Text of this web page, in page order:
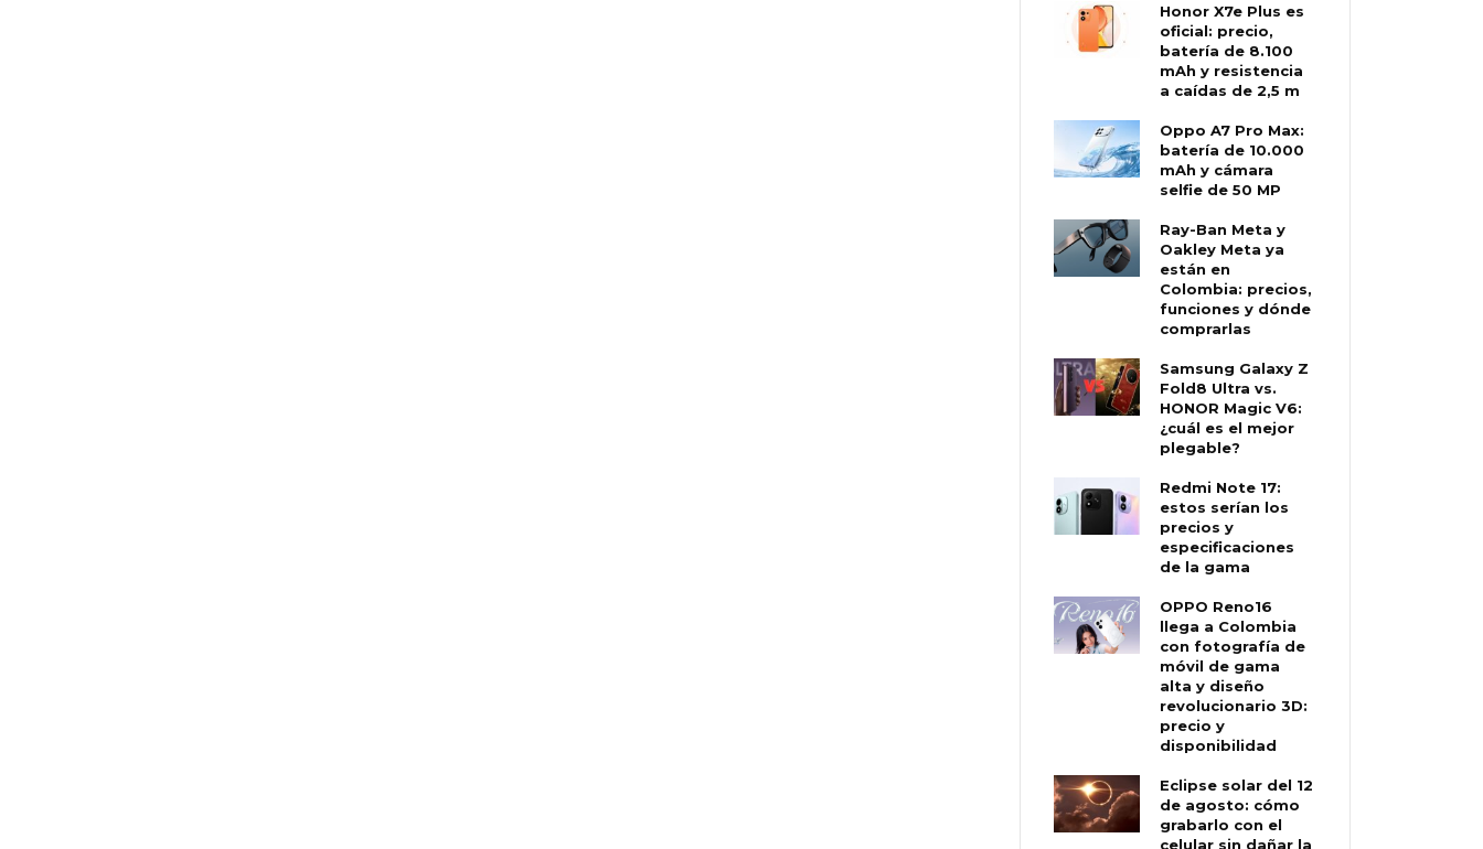
Honor X7e Plus es
oficial: precio,
batería de 8.100
mAh y resistencia
a caídas de 2,5 m
Oppo A7 Pro Max:
batería de 10.000
mAh y cámara
selfie de 50 MP
Ray-Ban Meta y
Oakley Meta ya
están en
Colombia: precios,
funciones y dónde
comprarlas
Samsung Galaxy Z
Fold8 Ultra vs.
HONOR Magic V6:
¿cuál es el mejor
plegable?
Redmi Note 17:
estos serían los
precios y
especificaciones
de la gama
OPPO Reno16
llega a Colombia
con fotografía de
móvil de gama
alta y diseño
revolucionario 3D:
precio y
disponibilidad
Eclipse solar del 12
de agosto: cómo
grabarlo con el
celular sin dañar la